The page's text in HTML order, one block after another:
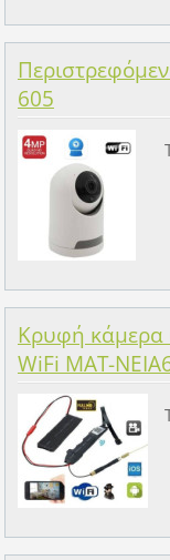
605
Κρυφή κάμερα
WiFi MAT-